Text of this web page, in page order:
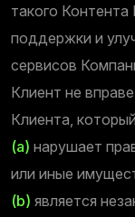
такого Контента
поддержки и
сервисов
Клиент не
Клиента,
(a) нарушает
или иные
(b) является